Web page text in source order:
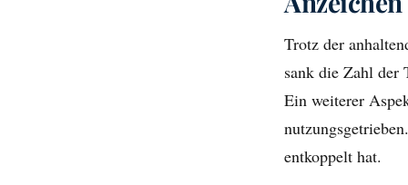
Trotz der
sank die Zahl der
Ein weiterer
entkoppelt hat.